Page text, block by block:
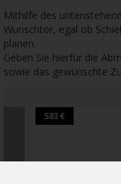
Google
Nachrichten
Mithilfe des
Wunschtor, egal ob
planen.
Geben Sie hierfür die
sowie das gewünschte
583 €